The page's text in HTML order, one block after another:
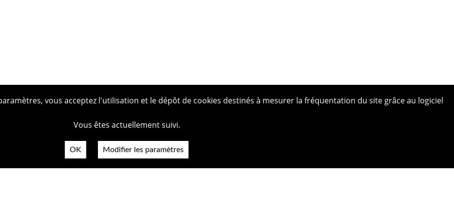
vous acceptez l'utilisation et le dépôt de cookies destinés à mesurer la fréquentation du site grâce au logiciel
Vous êtes actuellement suivi.
OK Modifier les paramètres